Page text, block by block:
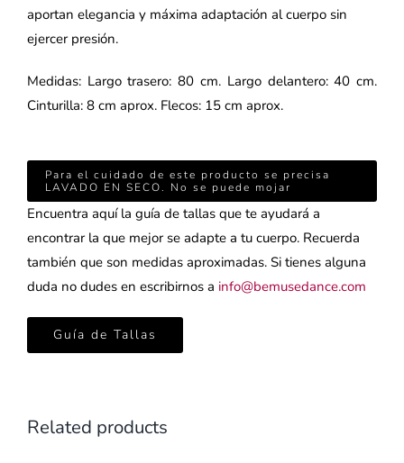
aportan elegancia y máxima adaptación al cuerpo sin
ejercer presión.
Medidas: Largo trasero: 80 cm. Largo delantero: 40 cm.
Cinturilla: 8 cm aprox. Flecos: 15 cm aprox.
Para el cuidado de este producto se precisa
LAVADO EN SECO. No se puede mojar
Encuentra aquí la guía de tallas que te ayudará a
encontrar la que mejor se adapte a tu cuerpo. Recuerda
también que son medidas aproximadas. Si tienes alguna
duda no dudes en escribirnos a info@bemusedance.com
Guía de Tallas
Related products